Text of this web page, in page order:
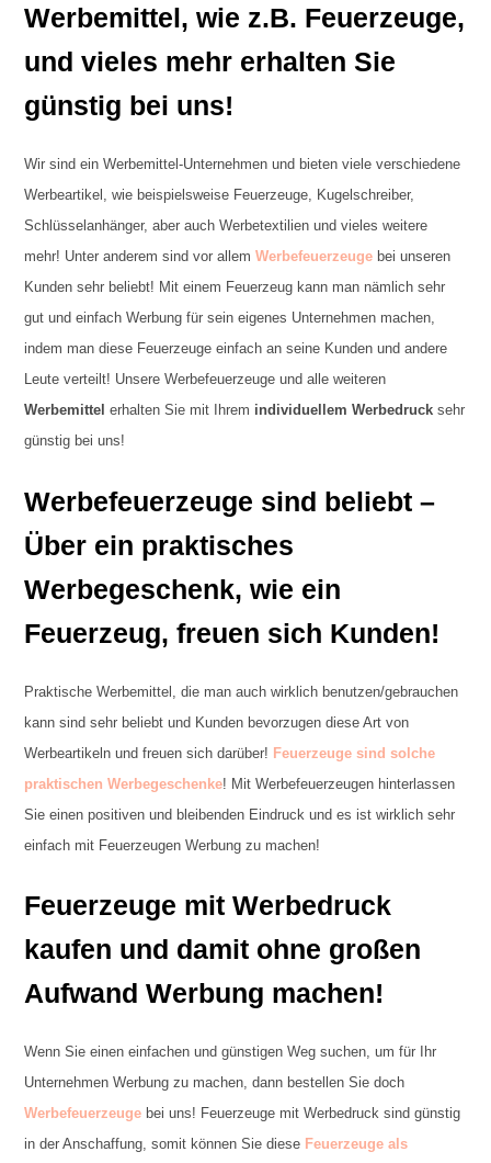
Werbemittel, wie z.B. Feuerzeuge,
und vieles mehr erhalten Sie
günstig bei uns!
Wir sind ein Werbemittel-Unternehmen und bieten viele verschiedene
Werbeartikel, wie beispielsweise Feuerzeuge, Kugelschreiber,
Schlüsselanhänger, aber auch Werbetextilien und vieles weitere
mehr! Unter anderem sind vor allem Werbefeuerzeugebei unseren
Kunden sehr beliebt! Mit einem Feuerzeug kann man nämlich sehr
gut und einfach Werbung für sein eigenes Unternehmen machen,
indem man diese Feuerzeuge einfach an seine Kunden und andere
Leute verteilt! Unsere Werbefeuerzeuge und alle weiteren
Werbemittel erhalten Sie mit Ihrem individuellem Werbedrucksehr
günstig bei uns!
Werbefeuerzeuge sind beliebt –
Über ein praktisches
Werbegeschenk, wie ein
Feuerzeug, freuen sich Kunden!
Praktische Werbemittel, die man auch wirklich benutzen/gebrauchen
kann sind sehr beliebt und Kunden bevorzugen diese Art von
Werbeartikeln und freuen sich darüber! Feuerzeuge sind solche
praktischen Werbegeschenke! Mit Werbefeuerzeugen hinterlassen
Sie einen positiven und bleibenden Eindruck und es ist wirklich sehr
einfach mit Feuerzeugen Werbung zu machen!
Feuerzeuge mit Werbedruck
kaufen und damit ohne großen
Aufwand Werbung machen!
Wenn Sie einen einfachen und günstigen Weg suchen, um für Ihr
Unternehmen Werbung zu machen, dann bestellen Sie doch
Werbefeuerzeugebei uns! Feuerzeuge mit Werbedruck sind günstig
in der Anschaffung, somit können Sie diese Feuerzeuge als